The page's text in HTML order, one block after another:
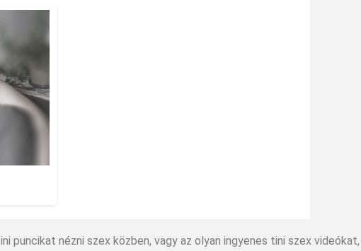
puncikat nézni szex közben, vagy az olyan ingyenes tini szex